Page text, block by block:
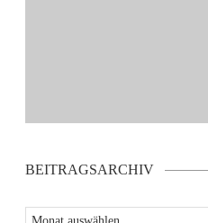
BEITRAGSARCHIV